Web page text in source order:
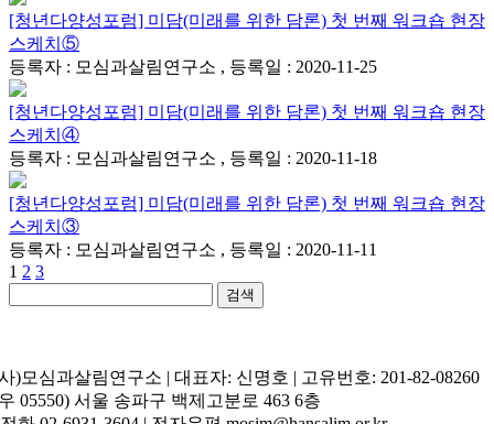
[청년다양성포럼] 미담(미래를 위한 담론) 첫 번째 워크숍 현장
스케치⑤
등록자 : 모심과살림연구소 , 등록일 : 2020-11-25
[청년다양성포럼] 미담(미래를 위한 담론) 첫 번째 워크숍 현장
스케치④
등록자 : 모심과살림연구소 , 등록일 : 2020-11-18
[청년다양성포럼] 미담(미래를 위한 담론) 첫 번째 워크숍 현장
스케치③
등록자 : 모심과살림연구소 , 등록일 : 2020-11-11
1 2 3
검색
)모심과살림연구소 | 대표자: 신명호 | 고유번호: 201-82-08260
05550) 서울 송파구 백제고분로 463 6층